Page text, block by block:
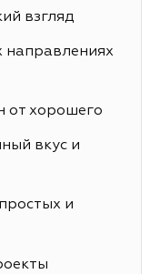
взгляд
направлениях
от хорошего
вкус и
и